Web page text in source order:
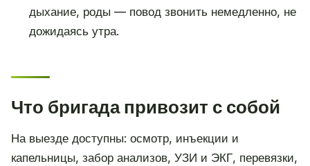
дыхание, роды — повод звонить немедленно, не
дожидаясь утра.
Что бригада привозит с собой
На выезде доступны: осмотр, инъекции и
капельницы, забор анализов, УЗИ и ЭКГ, перевязки,